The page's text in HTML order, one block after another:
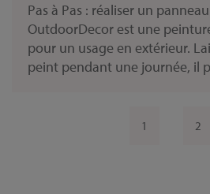
Pas à Pas : réaliser un
OutdoorDecor est une
pour un usage en extérieur.
peint pendant une journée, il
1 2